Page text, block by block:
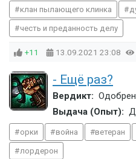
клан пылающего клинка
честь и преданность делу
+11 13.09.2021 23:08
- Ещё раз?
Вердикт:
Выдача (Опыт):
орки война ветеран
лордерон